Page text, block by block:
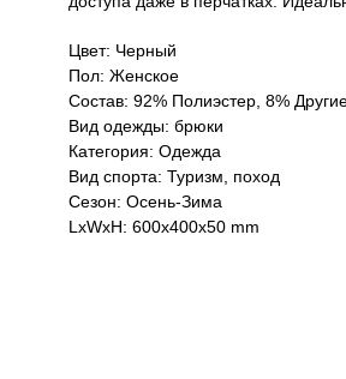
Цвет: Черный
Пол: Женское
Состав: 92% Полиэстер, 8%
Вид одежды: брюки
Категория: Одежда
Вид спорта: Туризм, поход
Сезон: Осень-Зима
LxWxH: 600x400x50 mm